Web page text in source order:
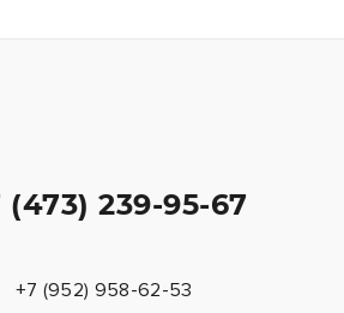
(473) 239-95-67
+7 (952) 958-62-53